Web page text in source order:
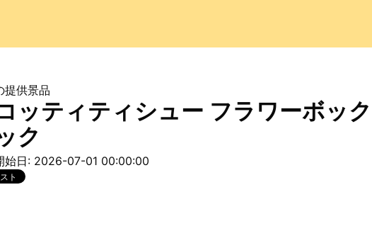
提供景品
ッティティシュー フラワーボッ
ク
始日: 2026-07-01 00:00:00